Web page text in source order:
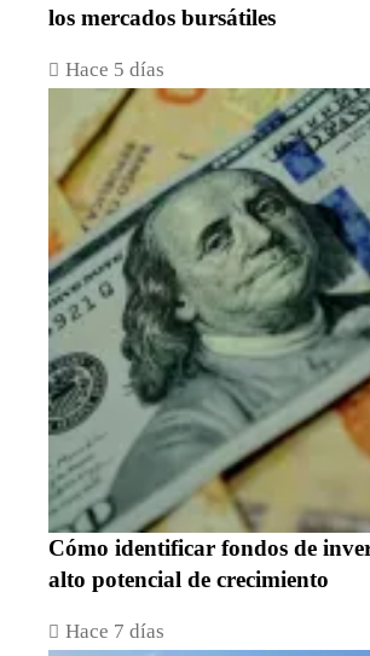
los mercados bursátiles
Hace 5 días
Cómo identificar fondos de
alto potencial de crecimiento
Hace 7 días